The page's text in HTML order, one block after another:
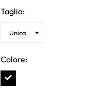
Taglia:
Colore: